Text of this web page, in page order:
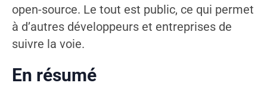
open-source. Le tout est public, ce qui permet
à d’autres développeurs et entreprises de
suivre la voie.
En résumé